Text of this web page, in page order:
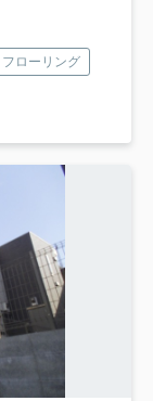
フローリング